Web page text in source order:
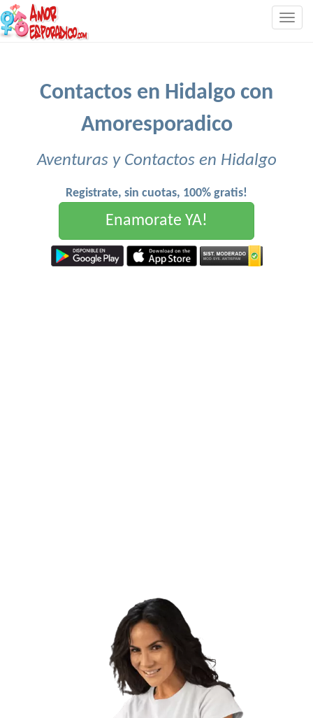
Contactos en Hidalgo con
Amoresporadico
Aventuras y Contactos en Hidalgo
Registrate, sin cuotas, 100% gratis!
Enamorate YA!